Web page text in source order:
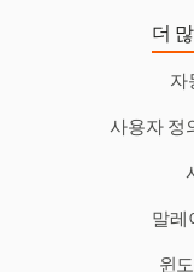
더
자
사용자 정
말레
윈